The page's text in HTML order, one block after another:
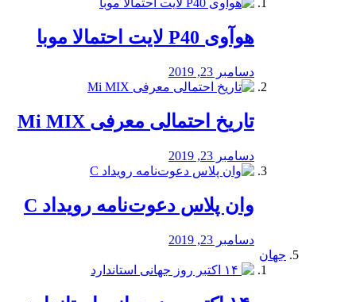
هوآوی P40 لایت احتمالا موبا
دسامبر 23, 2019
تاریخ احتمالی معرفی Mi MIX
دسامبر 23, 2019
وان پلاس دعوت‌نامه رویداد C
دسامبر 23, 2019
جهان